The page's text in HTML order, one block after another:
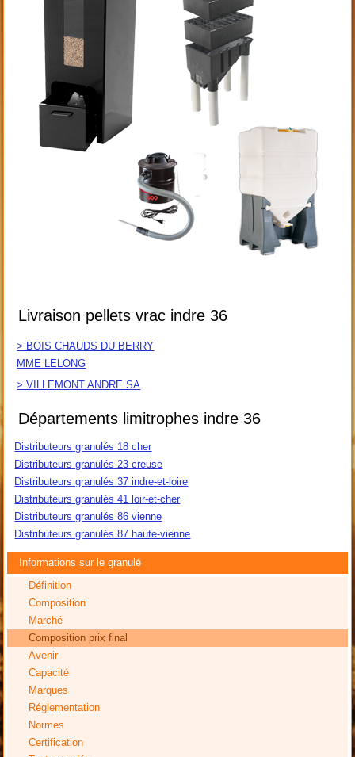
Livraison pellets vrac indre 36
> BOIS CHAUDS DU BERRY
MME LELONG
> VILLEMONT ANDRE SA
Départements limitrophes indre 36
Distributeurs granulés 18 cher
Distributeurs granulés 23 creuse
Distributeurs granulés 37 indre-et-loire
Distributeurs granulés 41 loir-et-cher
Distributeurs granulés 86 vienne
Distributeurs granulés 87 haute-vienne
Informations sur le granulé
Définition
Composition
Marché
Composition prix final
Avenir
Capacité
Marques
Réglementation
Normes
Certification